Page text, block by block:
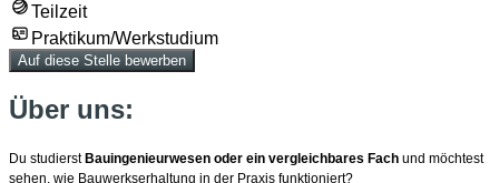
Teilzeit
Praktikum/Werkstudium
Auf diese Stelle bewerben
Über uns:
Du studierstBauingenieurwesen oder ein vergleichbares Fach und möchtest
sehen, wie Bauwerkserhaltung in der Praxis funktioniert?